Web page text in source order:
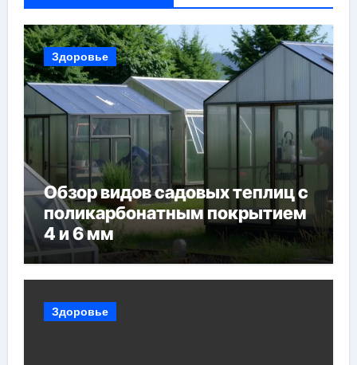
Здоровье
Обзор видов садовых теплиц с
поликарбонатным покрытием
4 и 6 мм
Здоровье